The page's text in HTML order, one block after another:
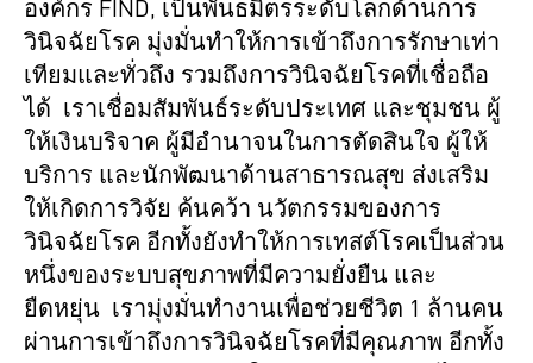
องค์กร FIND, เป็นพันธมิตรระดับโลกด้านการ
วินิจฉัยโรค มุ่งมั่นทำให้การเข้าถึงการรักษาเท่า
เทียมและทั่วถึง รวมถึงการวินิจฉัยโรคที่เชื่อถือ
ได้ เราเชื่อมสัมพันธ์ระดับประเทศ และชุมชน ผู้
ให้เงินบริจาค ผู้มีอำนาจนในการตัดสินใจ ผู้ให้
บริการ และนักพัฒนาด้านสาธารณสุข ส่งเสริม
ให้เกิดการวิจัย ค้นคว้า นวัตกรรมของการ
วินิจฉัยโรค อีกทั้งยังทำให้การเทสต์โรคเป็นส่วน
หนึ่งของระบบสุขภาพที่มีความยั่งยืน และ
ยืดหยุ่น เรามุ่งมั่นทำงานเพื่อช่วยชีวิต 1 ล้านคน
ผ่านการเข้าถึงการวินิจฉัยโรคที่มีคุณภาพ อีกทั้ง